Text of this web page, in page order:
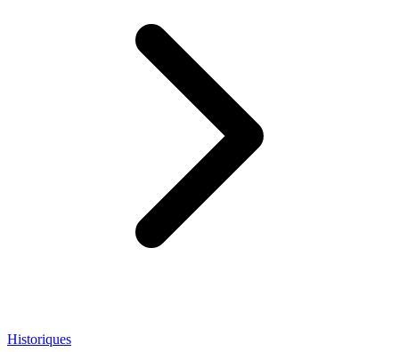
Historiques